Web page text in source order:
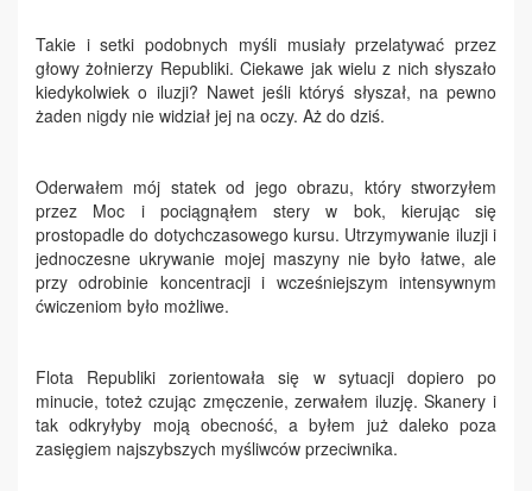
Takie i setki podobnych myśli musiały przelatywać przez
głowy żołnierzy Republiki. Ciekawe jak wielu z nich słyszało
kiedykolwiek o iluzji? Nawet jeśli któryś słyszał, na pewno
żaden nigdy nie widział jej na oczy. Aż do dziś.
Oderwałem mój statek od jego obrazu, który stworzyłem
przez Moc i pociągnąłem stery w bok, kierując się
prostopadle do dotychczasowego kursu. Utrzymywanie iluzji i
jednoczesne ukrywanie mojej maszyny nie było łatwe, ale
przy odrobinie koncentracji i wcześniejszym intensywnym
ćwiczeniom było możliwe.
Flota Republiki zorientowała się w sytuacji dopiero po
minucie, toteż czując zmęczenie, zerwałem iluzję. Skanery i
tak odkryłyby moją obecność, a byłem już daleko poza
zasięgiem najszybszych myśliwców przeciwnika.